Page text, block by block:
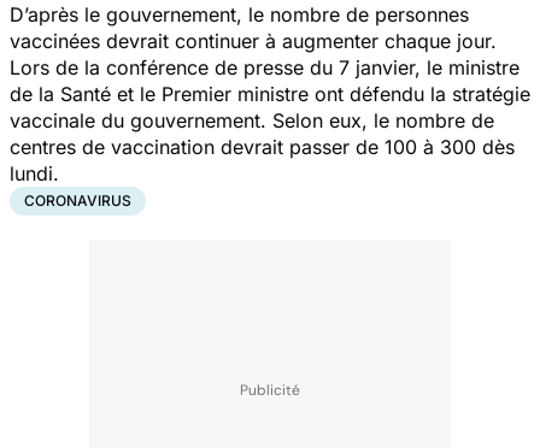
D’après le gouvernement, le nombre de personnes
vaccinées devrait continuer à augmenter chaque jour.
Lors de la conférence de presse du 7 janvier, le ministre
de la Santé et le Premier ministre ont défendu la stratégie
vaccinale du gouvernement. Selon eux, le nombre de
centres de vaccination devrait passer de 100 à 300 dès
lundi.
CORONAVIRUS